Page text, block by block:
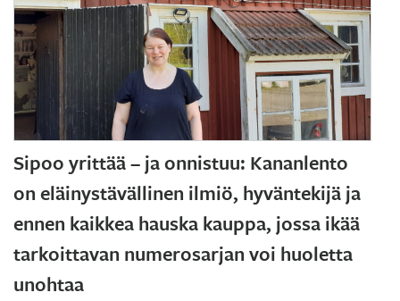
Sipoo yrittää – ja onnistuu: Kananlento
on eläinystävällinen ilmiö, hyväntekijä ja
ennen kaikkea hauska kauppa, jossa ikää
tarkoittavan numerosarjan voi huoletta
unohtaa